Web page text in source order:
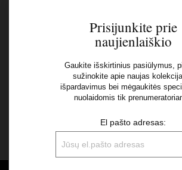
Naujienlaiškis
Aš perskaičiau ir sutinku su Privatumo
Prisijunkite prie
naujienlaiškio
Gaukite išskirtinius pasiūlymus,
sužinokite apie naujas
išpardavimus bei mėgaukitės
nuolaidomis tik
El pašto adresas: